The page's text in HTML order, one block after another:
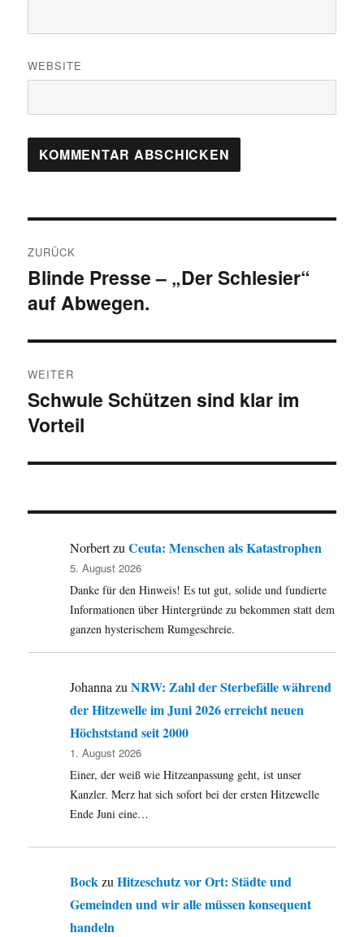
WEBSITE
ZURÜCK
Vorheriger
Beitrag:
Blinde Presse – „Der Schlesier“
auf Abwegen.
WEITER
Nächster
Beitrag:
Schwule Schützen sind klar im
Vorteil
NorbertzuCeuta: Menschen als Katastrophen
5. August 2026
Danke für den Hinweis! Es tut gut, solide und fundierte
Informationen über Hintergründe zu bekommen statt dem
ganzen hysterischem Rumgeschreie.
Johanna zuNRW: Zahl der Sterbefälle während
der Hitzewelle im Juni 2026 erreicht neuen
Höchststand seit 2000
1. August 2026
Einer, der weiß wie Hitzeanpassung geht, ist unser
Kanzler. Merz hat sich sofort bei der ersten Hitzewelle
Ende Juni eine…
BockzuHitzeschutz vor Ort: Städte und
Gemeinden und wir alle müssen konsequent
handeln